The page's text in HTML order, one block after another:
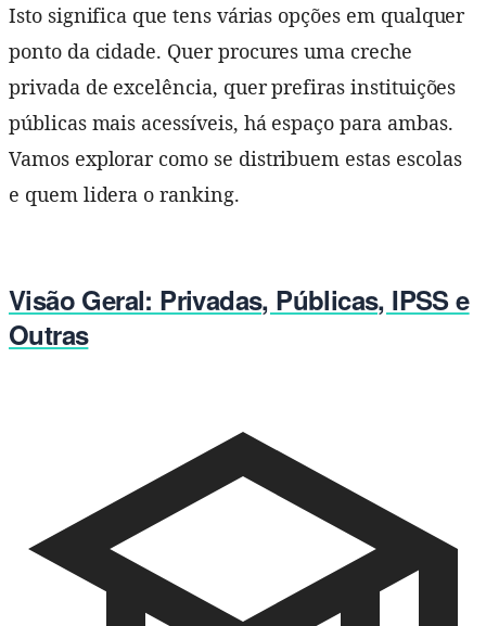
Isto significa que tens várias opções em qualquer
ponto da cidade. Quer procures uma creche
privada de excelência, quer prefiras instituições
públicas mais acessíveis, há espaço para ambas.
Vamos explorar como se distribuem estas escolas
e quem lidera o ranking.
Visão Geral: Privadas, Públicas, IPSS e
Outras